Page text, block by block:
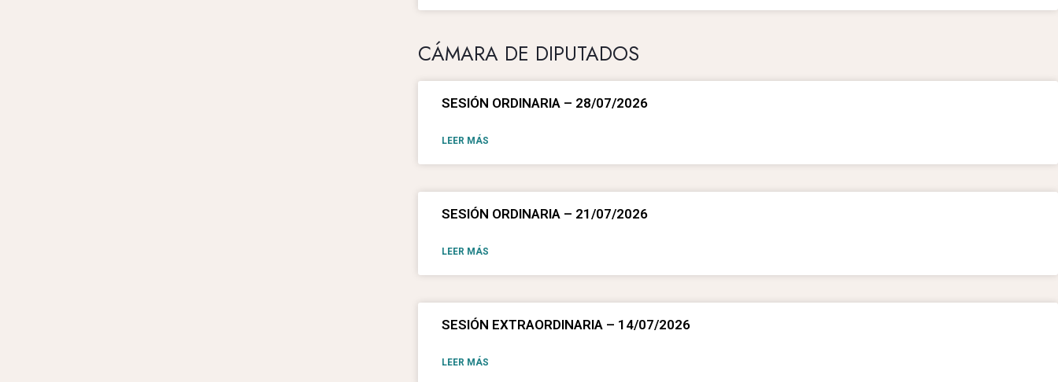
CÁMARA DE DIPUTADOS
SESIÓN ORDINARIA – 28/07/2026
LEER MÁS
SESIÓN ORDINARIA – 21/07/2026
LEER MÁS
SESIÓN EXTRAORDINARIA – 14/07/2026
LEER MÁS